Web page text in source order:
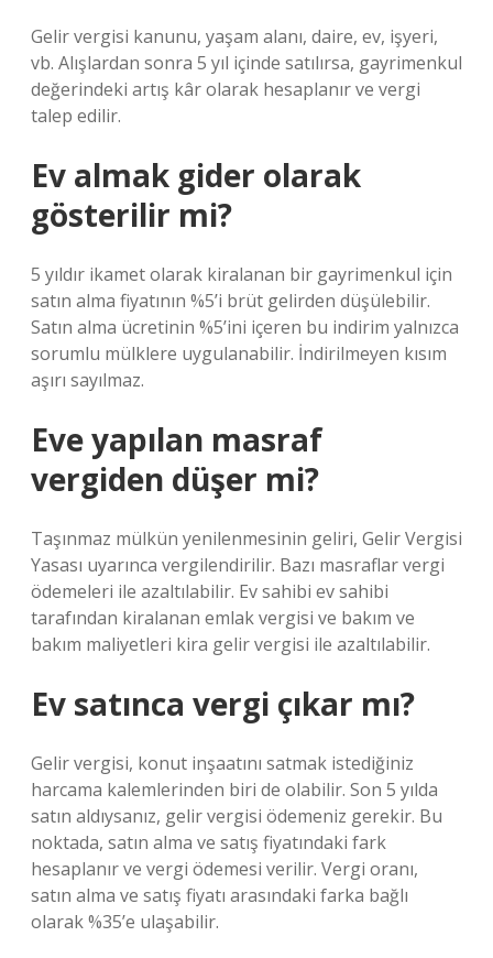
Gelir vergisi kanunu, yaşam alanı, daire, ev, işyeri,
vb. Alışlardan sonra 5 yıl içinde satılırsa, gayrimenkul
değerindeki artış kâr olarak hesaplanır ve vergi
talep edilir.
Ev almak gider olarak
gösterilir mi?
5 yıldır ikamet olarak kiralanan bir gayrimenkul için
satın alma fiyatının %5’i brüt gelirden düşülebilir.
Satın alma ücretinin %5’ini içeren bu indirim yalnızca
sorumlu mülklere uygulanabilir. İndirilmeyen kısım
aşırı sayılmaz.
Eve yapılan masraf
vergiden düşer mi?
Taşınmaz mülkün yenilenmesinin geliri, Gelir Vergisi
Yasası uyarınca vergilendirilir. Bazı masraflar vergi
ödemeleri ile azaltılabilir. Ev sahibi ev sahibi
tarafından kiralanan emlak vergisi ve bakım ve
bakım maliyetleri kira gelir vergisi ile azaltılabilir.
Ev satınca vergi çıkar mı?
Gelir vergisi, konut inşaatını satmak istediğiniz
harcama kalemlerinden biri de olabilir. Son 5 yılda
satın aldıysanız, gelir vergisi ödemeniz gerekir. Bu
noktada, satın alma ve satış fiyatındaki fark
hesaplanır ve vergi ödemesi verilir. Vergi oranı,
satın alma ve satış fiyatı arasındaki farka bağlı
olarak %35’e ulaşabilir.